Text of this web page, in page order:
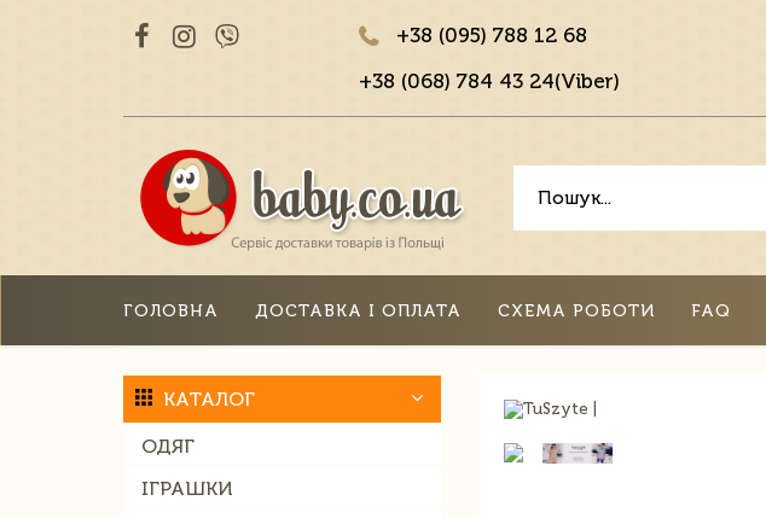
+38 (095) 788 12 68
+38 (068) 784 43 24(Viber)
ГОЛОВНА ДОСТАВКА І ОПЛАТА СХЕМА РОБОТИ FAQ
КАТАЛОГ
ОДЯГ
ІГРАШКИ